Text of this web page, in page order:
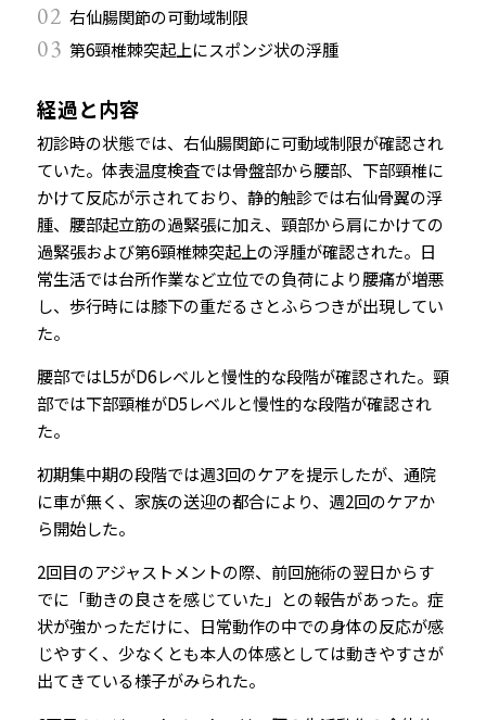
02 右仙腸関節の可動域制限
03 第6頸椎棘突起上にスポンジ状の浮腫
経過と内容
初診時の状態では、右仙腸関節に可動域制限が確認され
ていた。体表温度検査では骨盤部から腰部、下部頸椎に
かけて反応が示されており、静的触診では右仙骨翼の浮
腫、腰部起立筋の過緊張に加え、頸部から肩にかけての
過緊張および第6頸椎棘突起上の浮腫が確認された。日
常生活では台所作業など立位での負荷により腰痛が増悪
し、歩行時には膝下の重だるさとふらつきが出現してい
た。
腰部ではL5がD6レベルと慢性的な段階が確認された。頸
部では下部頸椎がD5レベルと慢性的な段階が確認され
た。
初期集中期の段階では週3回のケアを提示したが、通院
に車が無く、家族の送迎の都合により、週2回のケアか
ら開始した。
2回目のアジャストメントの際、前回施術の翌日からす
でに「動きの良さを感じていた」との報告があった。症
状が強かっただけに、日常動作の中での身体の反応が感
じやすく、少なくとも本人の体感としては動きやすさが
出てきている様子がみられた。